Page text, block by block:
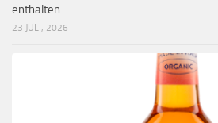
enthalten
23 JULI, 2026